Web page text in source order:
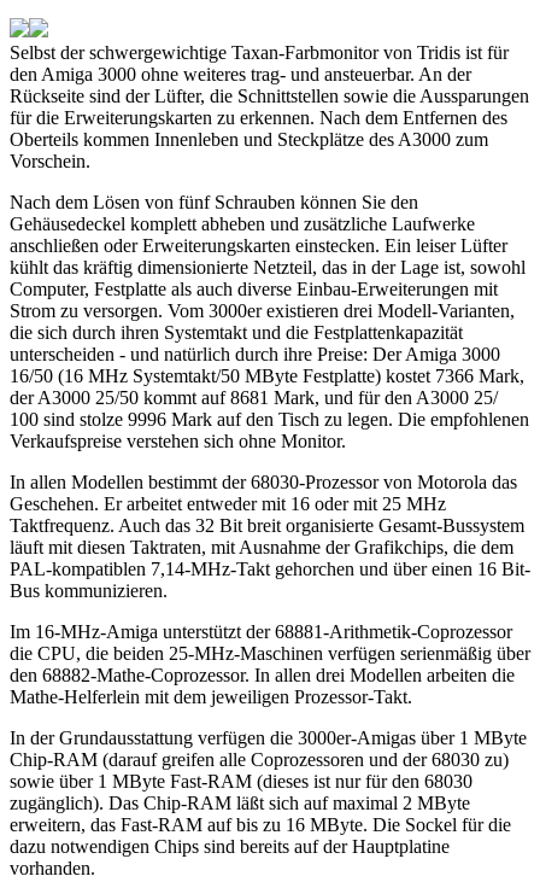
Selbst der schwergewichtige Taxan-Farbmonitor von Tridis ist für
den Amiga 3000 ohne weiteres trag- und ansteuerbar. An der
Rückseite sind der Lüfter, die Schnittstellen sowie die Aussparungen
für die Erweiterungskarten zu erkennen. Nach dem Entfernen des
Oberteils kommen Innenleben und Steckplätze des A3000 zum
Vorschein.
Nach dem Lösen von fünf Schrauben können Sie den
Gehäusedeckel komplett abheben und zusätzliche Laufwerke
anschließen oder Erweiterungskarten einstecken. Ein leiser Lüfter
kühlt das kräftig dimensionierte Netzteil, das in der Lage ist, sowohl
Computer, Festplatte als auch diverse Einbau-Erweiterungen mit
Strom zu versorgen. Vom 3000er existieren drei Modell-Varianten,
die sich durch ihren Systemtakt und die Festplattenkapazität
unterscheiden - und natürlich durch ihre Preise: Der Amiga 3000
16/50 (16 MHz Systemtakt/50 MByte Festplatte) kostet 7366 Mark,
der A3000 25/50 kommt auf 8681 Mark, und für den A3000 25/
100 sind stolze 9996 Mark auf den Tisch zu legen. Die empfohlenen
Verkaufspreise verstehen sich ohne Monitor.
In allen Modellen bestimmt der 68030-Prozessor von Motorola das
Geschehen. Er arbeitet entweder mit 16 oder mit 25 MHz
Taktfrequenz. Auch das 32 Bit breit organisierte Gesamt-Bussystem
läuft mit diesen Taktraten, mit Ausnahme der Grafikchips, die dem
PAL-kompatiblen 7,14-MHz-Takt gehorchen und über einen 16 Bit-
Bus kommunizieren.
Im 16-MHz-Amiga unterstützt der 68881-Arithmetik-Coprozessor
die CPU, die beiden 25-MHz-Maschinen verfügen serienmäßig über
den 68882-Mathe-Coprozessor. In allen drei Modellen arbeiten die
Mathe-Helferlein mit dem jeweiligen Prozessor-Takt.
In der Grundausstattung verfügen die 3000er-Amigas über 1 MByte
Chip-RAM (darauf greifen alle Coprozessoren und der 68030 zu)
sowie über 1 MByte Fast-RAM (dieses ist nur für den 68030
zugänglich). Das Chip-RAM läßt sich auf maximal 2 MByte
erweitern, das Fast-RAM auf bis zu 16 MByte. Die Sockel für die
dazu notwendigen Chips sind bereits auf der Hauptplatine
vorhanden.